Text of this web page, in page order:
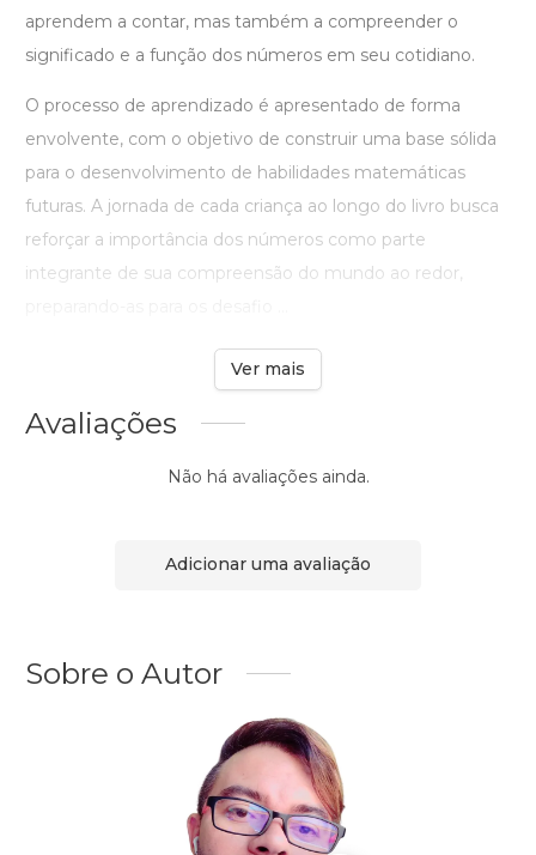
aprendem a contar, mas também a compreender o
significado e a função dos números em seu cotidiano.
O processo de aprendizado é apresentado de forma
envolvente, com o objetivo de construir uma base sólida
para o desenvolvimento de habilidades matemáticas
futuras. A jornada de cada criança ao longo do livro busca
reforçar a importância dos números como parte
integrante de sua compreensão do mundo ao redor,
Ver mais
Avaliações
Não há avaliações ainda.
Adicionar uma avaliação
Sobre o Autor